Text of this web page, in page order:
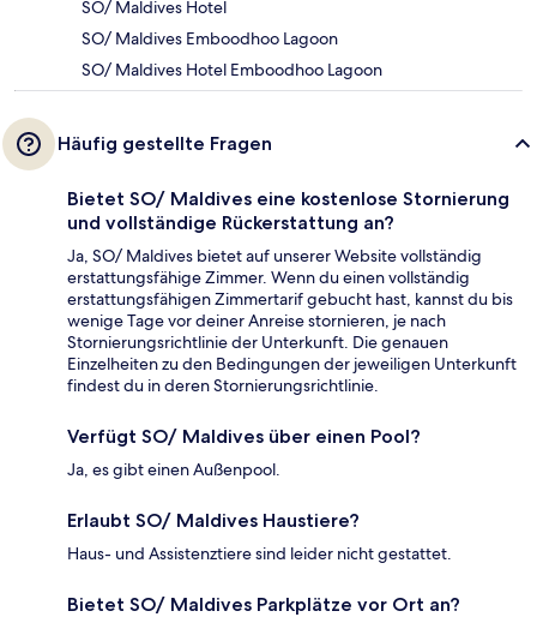
SO/ Maldives Hotel
SO/ Maldives Emboodhoo Lagoon
SO/ Maldives Hotel Emboodhoo Lagoon
Häufig gestellte Fragen
Bietet SO/ Maldives eine kostenlose Stornierung
und vollständige Rückerstattung an?
Ja, SO/ Maldives bietet auf unserer Website vollständig
erstattungsfähige Zimmer. Wenn du einen vollständig
erstattungsfähigen Zimmertarif gebucht hast, kannst du bis
wenige Tage vor deiner Anreise stornieren, je nach
Stornierungsrichtlinie der Unterkunft. Die genauen
Einzelheiten zu den Bedingungen der jeweiligen Unterkunft
findest du in deren Stornierungsrichtlinie.
Verfügt SO/ Maldives über einen Pool?
Ja, es gibt einen Außenpool.
Erlaubt SO/ Maldives Haustiere?
Haus- und Assistenztiere sind leider nicht gestattet.
Bietet SO/ Maldives Parkplätze vor Ort an?